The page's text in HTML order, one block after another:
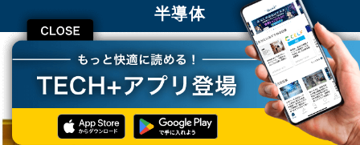
CLOSE
半導体
TECH+ テクノロジー
半導体
DNP、次世代半導体パッケージ向けインターポーザを開発